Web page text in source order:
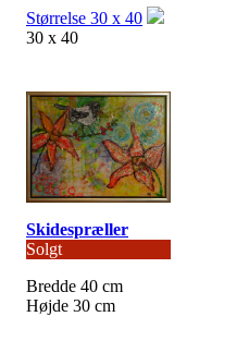
Størrelse 30 x 40
30 x 40
Skidespræller
Solgt
Bredde 40 cm
Højde 30 cm